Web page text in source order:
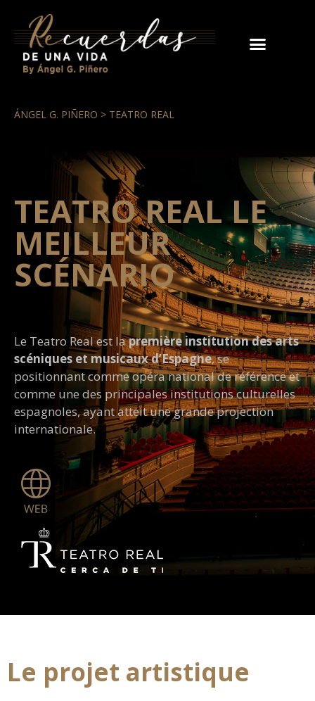
ÁNGEL G. PIÑERO > TEATRO REAL
TEATRO REAL LE
MEILLEUR
SCÉNARIO
Le Teatro Realest lapremière institution des arts
scéniques et musicaux d’Espagne, se
positionnant comme opéra national de référence et
comme une des principales institutions culturelles
espagnoles, ayant atteit une grande projection
internationale.
Le projet artistique